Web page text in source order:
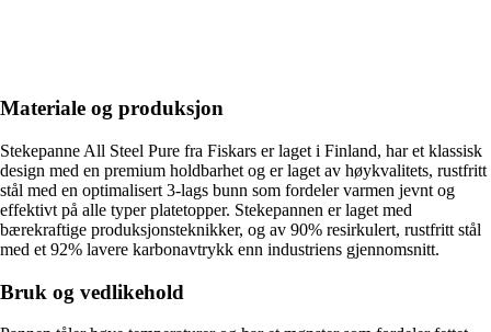
Materiale og produksjon
Stekepanne All Steel Pure fra Fiskars er laget i Finland, har et klassisk
design med en premium holdbarhet og er laget av høykvalitets, rustfritt
stål med en optimalisert 3-lags bunn som fordeler varmen jevnt og
effektivt på alle typer platetopper. Stekepannen er laget med
bærekraftige produksjonsteknikker, og av 90% resirkulert, rustfritt stål
med et 92% lavere karbonavtrykk enn industriens gjennomsnitt.
Bruk og vedlikehold